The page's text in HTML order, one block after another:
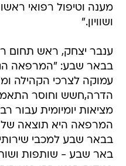
מענה וטיפול רפואי
ושוויון."
ענבר יצחק, ראש תחום
בבאר שבע: "המרפאה
עמוקה לצרכי הקהילה
הדרה,חשש וחוסר
מציאות יומיומית עבור
המרפאה היא תוצאה של
בבאר שבע למכבי שירותי
באר שבע - שותפות